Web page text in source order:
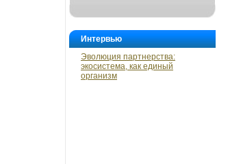
Интервью
Эволюция партнерства:
экосистема, как единый
организм